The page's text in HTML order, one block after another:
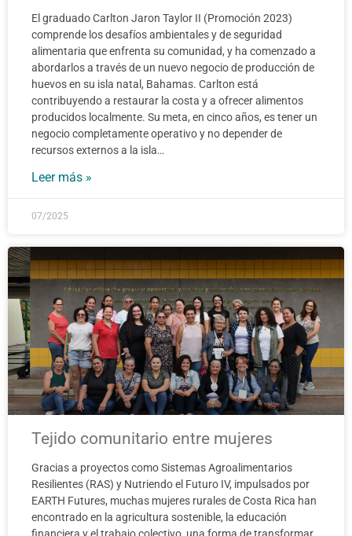
El graduado Carlton Jaron Taylor II (Promoción 2023)
comprende los desafíos ambientales y de seguridad
alimentaria que enfrenta su comunidad, y ha comenzado a
abordarlos a través de un nuevo negocio de producción de
huevos en su isla natal, Bahamas. Carlton está
contribuyendo a restaurar la costa y a ofrecer alimentos
producidos localmente. Su meta, en cinco años, es tener un
negocio completamente operativo y no depender de
recursos externos a la isla…
Leer más »
07/2025
Tejido comunitario entre mujeres
Gracias a proyectos como Sistemas Agroalimentarios
Resilientes (RAS) y Nutriendo el Futuro IV, impulsados por
EARTH Futures, muchas mujeres rurales de Costa Rica han
encontrado en la agricultura sostenible, la educación